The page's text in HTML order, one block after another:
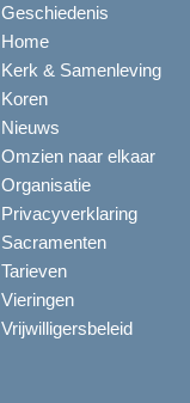
Geschiedenis
Home
Kerk & Samenleving
Koren
Nieuws
Omzien naar elkaar
Organisatie
Privacyverklaring
Sacramenten
Tarieven
Vieringen
Vrijwilligersbeleid